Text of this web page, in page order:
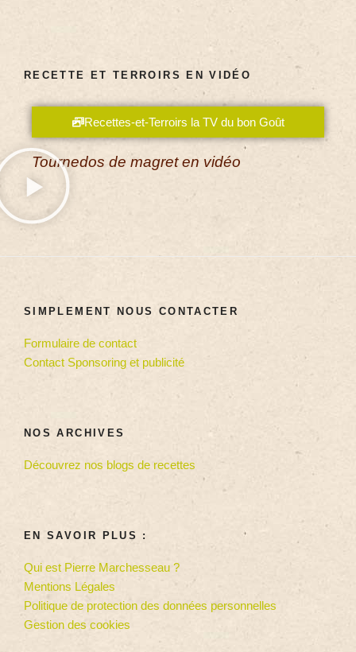
RECETTE ET TERROIRS EN VIDÉO
Recettes-et-Terroirs la TV du bon Goût
Tournedos de magret en vidéo
SIMPLEMENT NOUS CONTACTER
Formulaire de contact
Contact Sponsoring et publicité
NOS ARCHIVES
Découvrez nos blogs de recettes
EN SAVOIR PLUS :
Qui est Pierre Marchesseau ?
Mentions Légales
Politique de protection des données personnelles
Gestion des cookies